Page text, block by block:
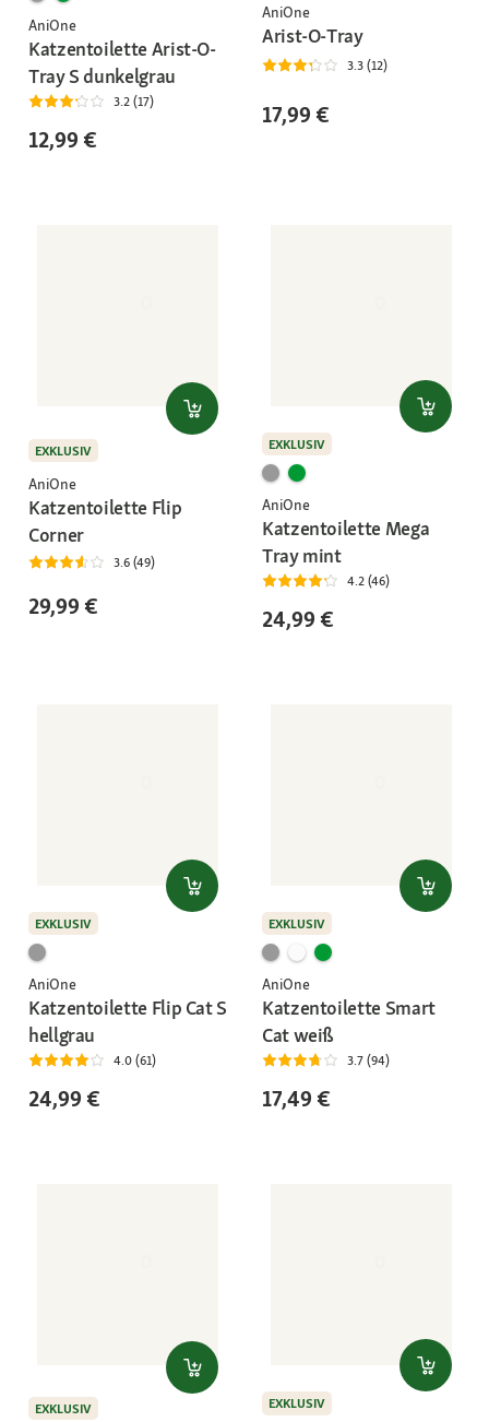
AniOne
Katzentoilette Arist-O-
Tray S dunkelgrau
3.2 (17)
12,99 €
AniOne
Arist-O-Tray
3.3 (12)
17,99 €
EXKLUSIV
AniOne
Katzentoilette Flip
Corner
3.6 (49)
29,99 €
EXKLUSIV
AniOne
Katzentoilette Mega
Tray mint
4.2 (46)
24,99 €
EXKLUSIV
AniOne
Katzentoilette Flip Cat S
hellgrau
4.0 (61)
24,99 €
EXKLUSIV
AniOne
Katzentoilette Smart
Cat weiß
3.7 (94)
17,49 €
EXKLUSIV EXKLUSIV